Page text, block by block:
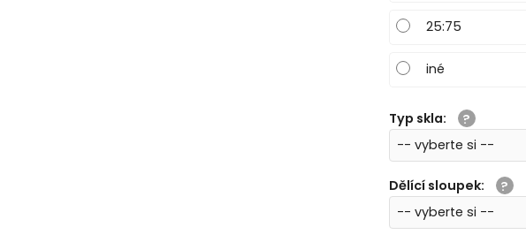
25:75
iné
Typ skla:
Dělící sloupek: